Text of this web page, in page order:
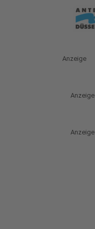
Anzeige
Anzeige
Anzeige